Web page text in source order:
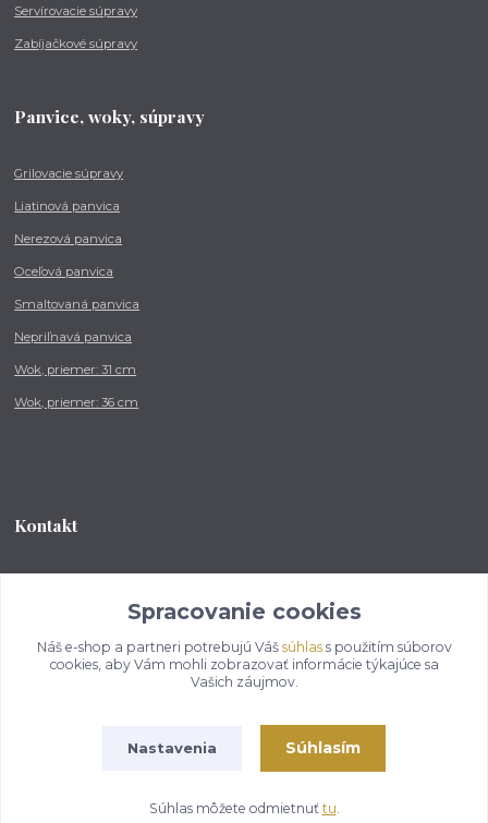
Servírovacie súpravy
Zabíjačkové súpravy
Panvice, woky, súpravy
Grilovacie súpravy
Liatinová panvica
Nerezová panvica
Oceľová panvica
Smaltovaná panvica
Nepriľnavá panvica
Wok, priemer: 31 cm
Wok, priemer: 36 cm
Kontakt
od 8:00 - do 16:00 hod
info@kotlikovesupravy.sk
Vytvorené na
Eshop-rychlo.sk
Spracovanie cookies
Náš e-shop a partneri potrebujú Váš súhlass použitím súborov
cookies, aby Vám mohli zobrazovať informácie týkajúce sa
Vašich záujmov.
Nastavenia Súhlasím
Súhlas môžete odmietnuť tu